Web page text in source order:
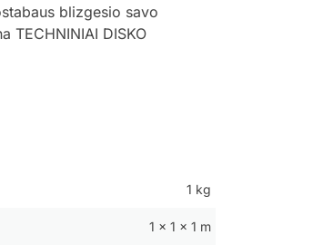
blizgesio savo
TECHNINIAI DISKO
1 kg
1 × 1 × 1 m